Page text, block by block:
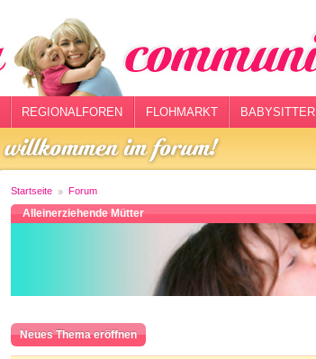
REGIONALFOREN FLOHMARKT BABYSITTER
Startseite Forum
Alleinerziehende Mütter
Neues Thema eröffnen